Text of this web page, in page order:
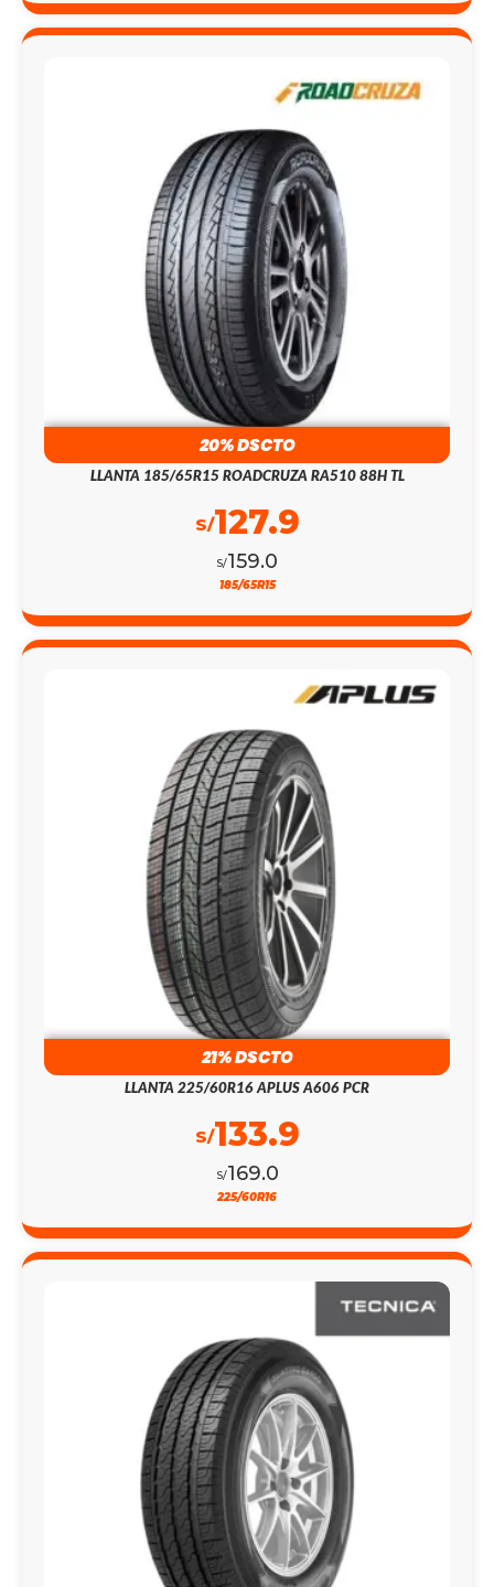
20% DSCTO
LLANTA 185/65R15 ROADCRUZA RA510 88H TL
S/159.0
S/127.9
185/65R15
21% DSCTO
LLANTA 225/60R16 APLUS A606 PCR
S/169.0
S/133.9
225/60R16